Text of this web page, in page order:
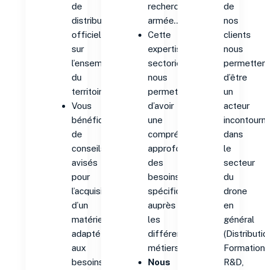
de
distribution
officiel
sur
l’ensemble
du
territoire.
Vous
bénéficiez
de
conseils
avisés
pour
l’acquisition
d’un
matériel
adapté
aux
besoins
recherche,
armée…).
Cette
expertise
sectorielle
nous
permet
d’avoir
une
compréhension
approfondie
des
besoins
spécifiques
auprès
les
différents
métiers.
Nous
de
nos
clients
nous
d’être
un
acteur
dans
le
secteur
du
drone
en
général
R&D,